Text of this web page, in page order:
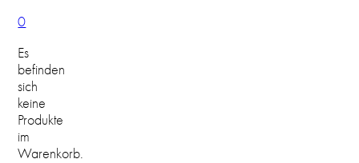
0
Es
befinden
sich
keine
Produkte
im
Warenkorb.